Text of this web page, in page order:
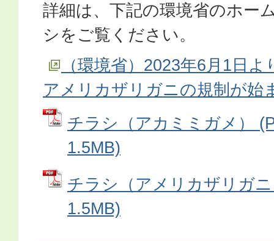
詳細は、下記の環境省のホー
シをご覧ください。
（環境省）2023年6月1日
アメリカザリガニの規制が始
チラシ（アカミミガメ）
1.5MB)
チラシ（アメリカザリガ
1.5MB)